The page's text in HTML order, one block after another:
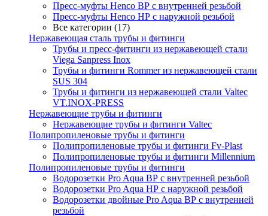
Пресс-муфты Henco ВР с внутренней резьбой
Пресс-муфты Henco НР с наружной резьбой
Все категории (17)
Нержавеющая сталь трубы и фитинги
Трубы и пресс-фитинги из нержавеющей стали
Viega Sanpress Inox
Трубы и фитинги Rommer из нержавеющей стали
SUS 304
Трубы и фитинги из нержавеющей стали Valtec
VT.INOX-PRESS
Нержавеющие трубы и фитинги
Нержавеющие трубы и фитинги Valtec
Полипропиленовые трубы и фитинги
Полипропиленовые трубы и фитинги Fv-Plast
Полипропиленовые трубы и фитинги Millennium
Полипропиленовые трубы и фитинги
Водорозетки Pro Aqua ВР с внутренней резьбой
Водорозетки Pro Aqua НР с наружной резьбой
Водорозетки двойные Pro Aqua ВР с внутренней
резьбой